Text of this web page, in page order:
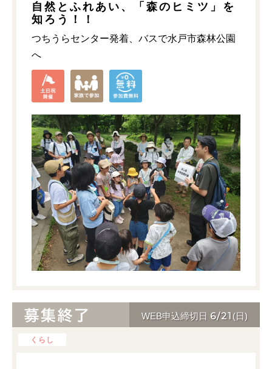
自然とふれあい、「森のヒミツ」を
知ろう！！
つちうらセンター発着、バスで水戸市森林公園
へ
WEB申込締切日 6/21(日)
くらし